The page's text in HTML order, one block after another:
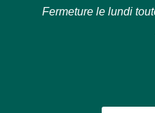
Fermeture le lundi